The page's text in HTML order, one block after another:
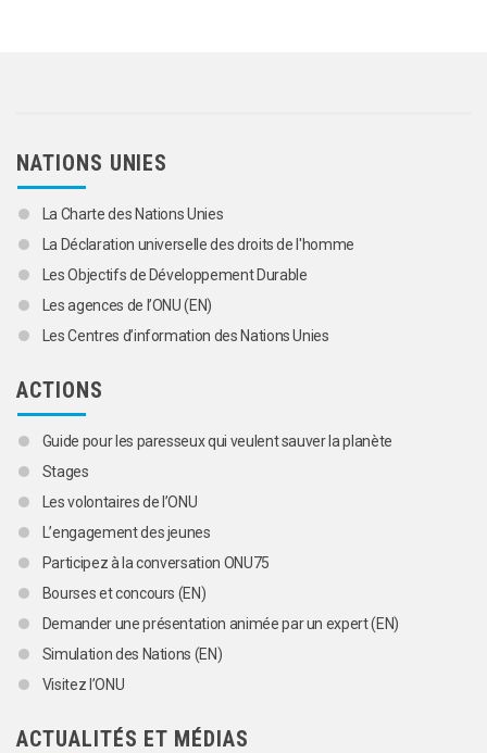
NATIONS UNIES
La Charte des Nations Unies
La Déclaration universelle des droits de l'homme
Les Objectifs de Développement Durable
Les agences de l’ONU (EN)
Les Centres d’information des Nations Unies
ACTIONS
Guide pour les paresseux qui veulent sauver la planète
Stages
Les volontaires de l’ONU
L’engagement des jeunes
Participez à la conversation ONU75
Bourses et concours (EN)
Demander une présentation animée par un expert (EN)
Simulation des Nations (EN)
Visitez l’ONU
ACTUALITÉS ET MÉDIAS